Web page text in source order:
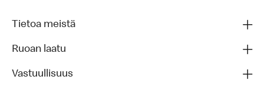
Tietoa meistä
Ruoan laatu
Vastuullisuus